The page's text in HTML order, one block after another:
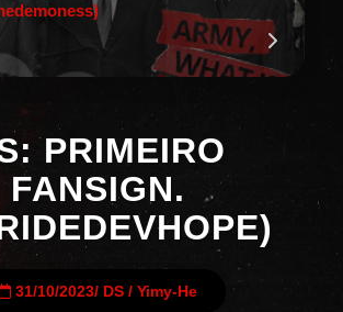
PRIMEIRO
FANSIGN.
31/10/2023/ DS / Yimy-He